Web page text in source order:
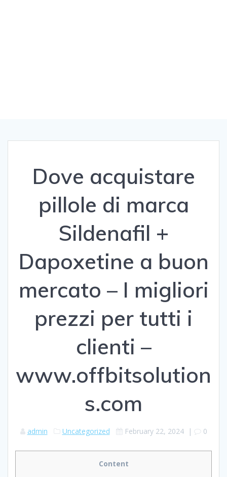
Dove acquistare
pillole di marca
Sildenafil +
Dapoxetine a buon
mercato – I migliori
prezzi per tutti i
clienti –
www.offbitsolution
s.com
admin Uncategorized February 22, 2024| 0
Content